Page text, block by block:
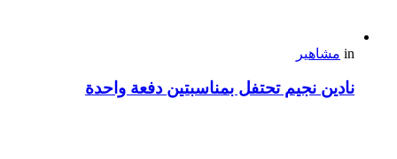
in مشاهير
نادين نجيم تحتفل بمناسبتين دفعة واحدة